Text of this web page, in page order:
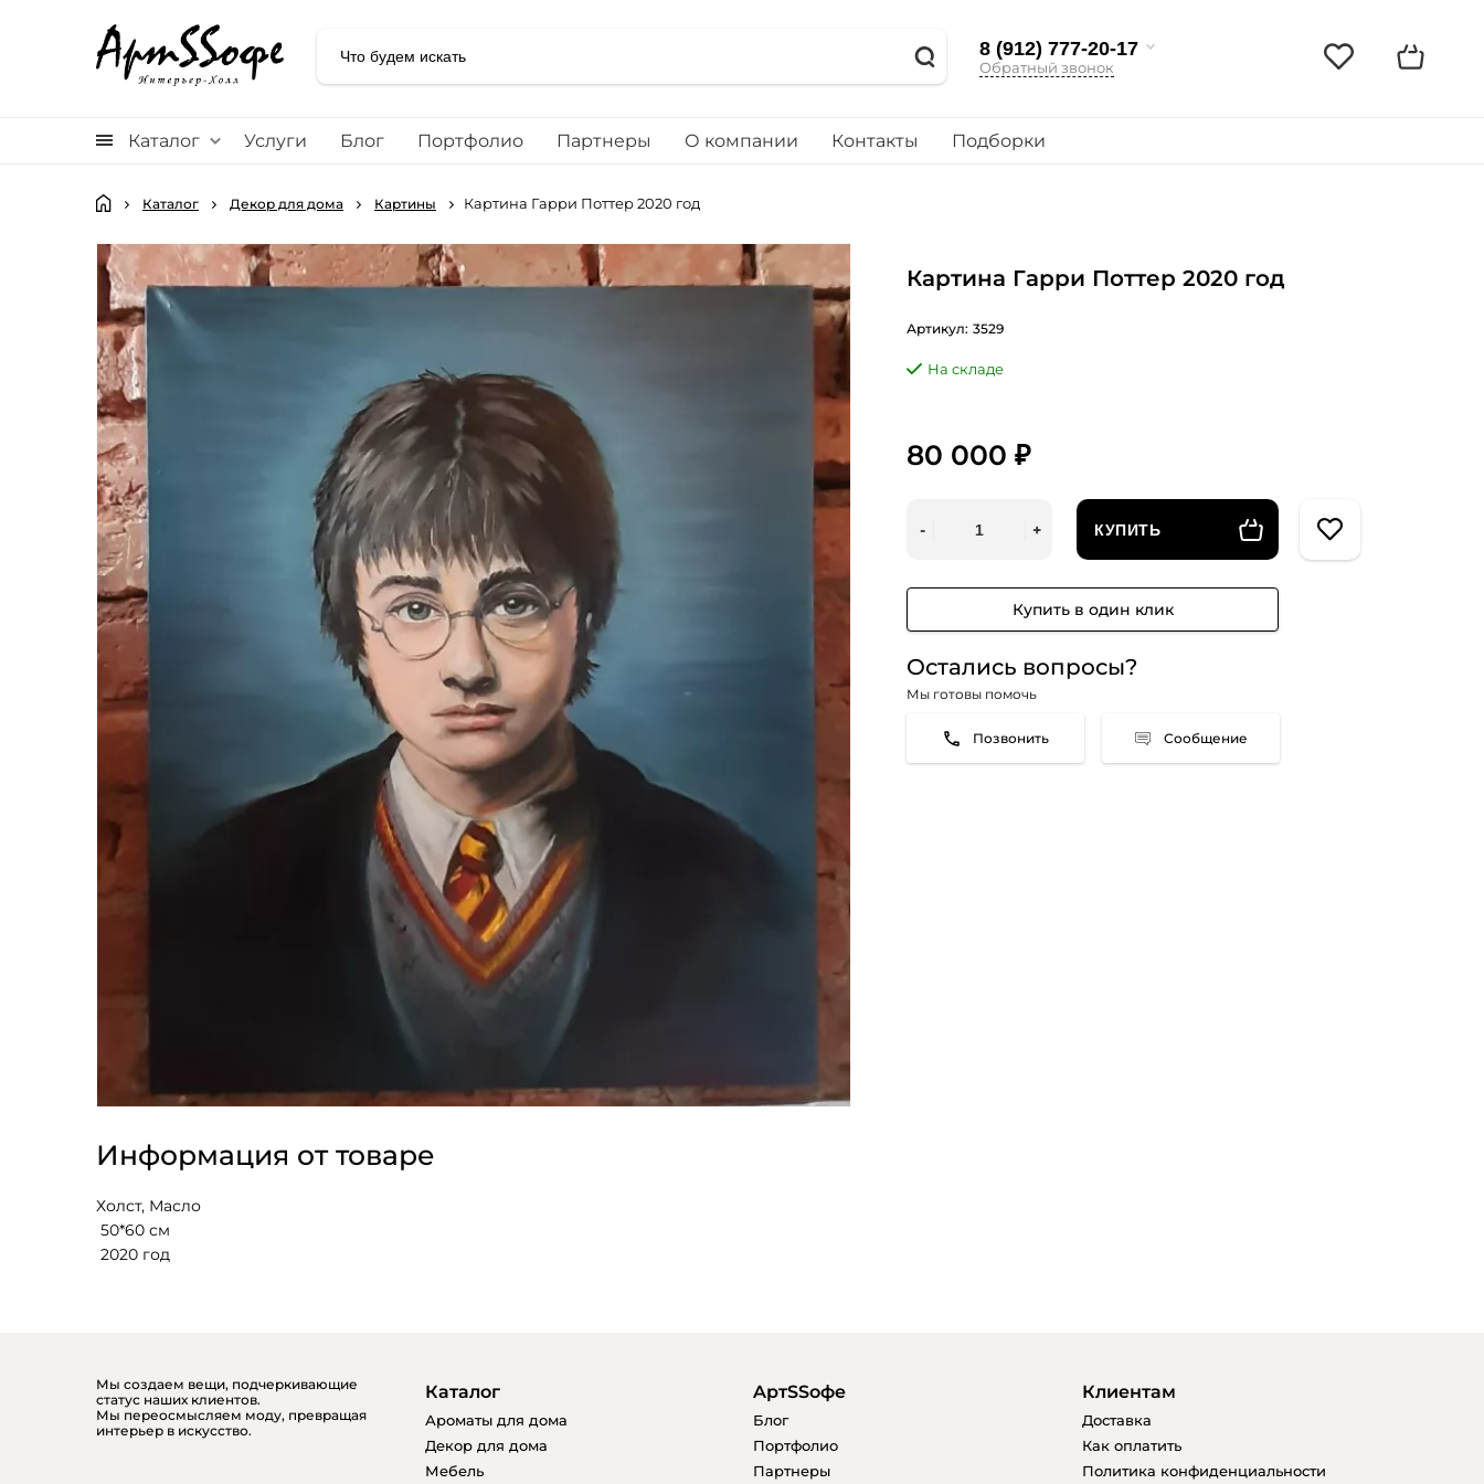
8 (912) 777-20-17
Обратный звонок
Каталог Услуги Блог Портфолио Партнеры О компании Контакты Подборки
Каталог Декор для дома Картины Картина Гарри Поттер 2020 год
Информация от товаре
Холст, Масло
50*60 см
2020 год
Картина Гарри Поттер 2020 год
Артикул: 3529
На складе
80 000 ₽
КУПИТЬ
Купить в один клик
Остались вопросы?
Мы готовы помочь
Сообщение
Мы создаем вещи, подчеркивающие
статус наших клиентов.
Мы переосмысляем моду, превращая
интерьер в искусство.
Каталог
Ароматы для дома
Декор для дома
Мебель
AртSSофе
Блог
Портфолио
Партнеры
Клиентам
Доставка
Как оплатить
Политика конфиденциальности